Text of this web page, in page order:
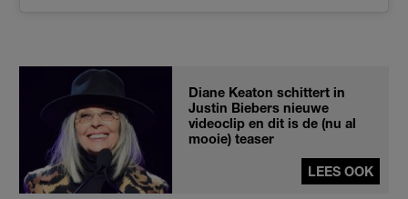
Diane Keaton schittert in
Justin Biebers nieuwe
videoclip en dit is de (nu al
mooie) teaser
LEES OOK